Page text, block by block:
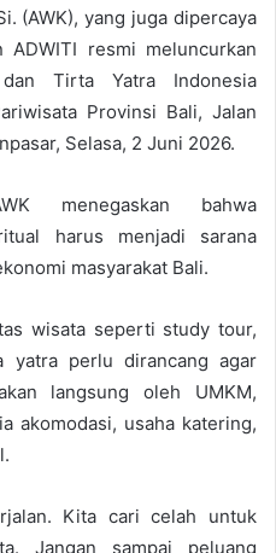
(AWK), yang juga dipercaya
ADWITI resmi meluncurkan
Tirta Yatra Indonesia
Provinsi Bali, Jalan
Selasa, 2 Juni 2026.
menegaskan bahwa
harus menjadi sarana
masyarakat Bali.
wisata seperti study tour,
yatra perlu dirancang agar
langsung oleh UMKM,
akomodasi, usaha katering,
Kita cari celah untuk
Jangan sampai peluang